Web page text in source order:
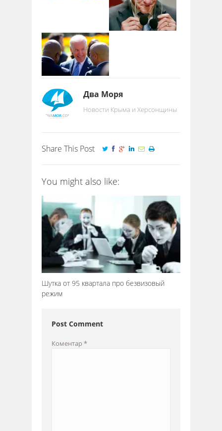
Два Моря
Новости Крыма и Херсонщины
Share This Post
You might also like:
Шутка от 95 квартала про безвизовый
режим
Post Comment
Коментар*